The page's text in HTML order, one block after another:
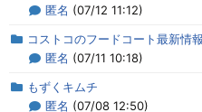
匿名 (07/12 11:12)
コストコのフードコート最新情
匿名 (07/11 10:18)
もずくキムチ
匿名 (07/08 12:50)